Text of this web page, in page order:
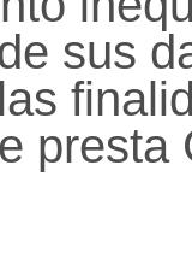
sus
presta